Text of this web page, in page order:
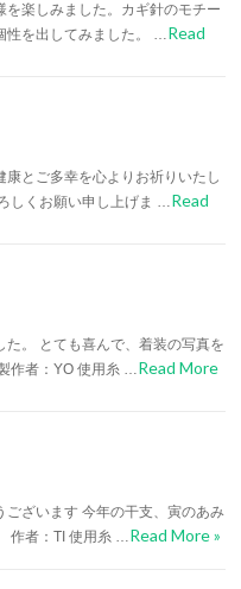
を楽しみました。カギ針のモチー
性を出してみました。 …Read
康とご多幸を心よりお祈りいたし
しくお願い申し上げま …Read
た。 とても喜んで、着装の写真を
作者：YO 使用糸 …Read More
ございます 今年の干支、寅のあみ
作者：TI 使用糸 …Read More »